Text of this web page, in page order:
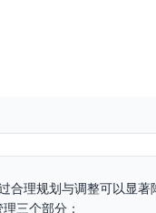
合理规划与调整可以显
三个部分：